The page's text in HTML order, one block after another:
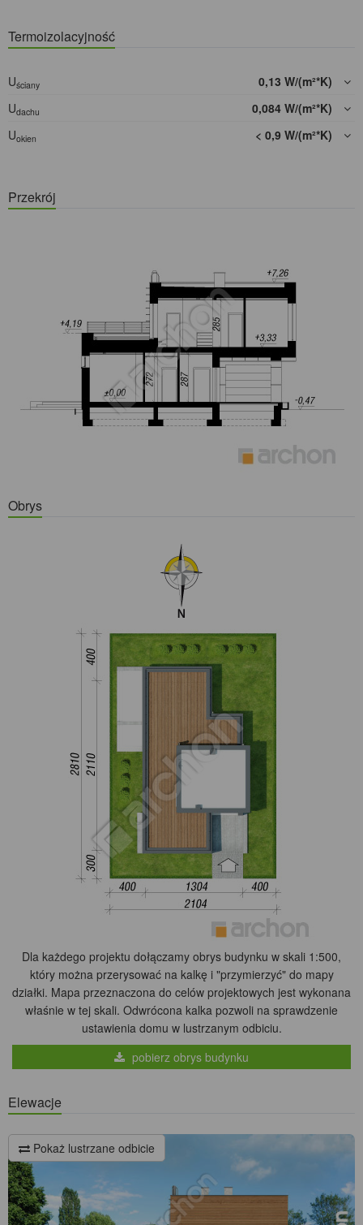
Termoizolacyjność
Uściany
0,13 W/(m²*K)
Udachu
0,084 W/(m²*K)
Uokien < 0,9 W/(m²*K)
Przekrój
Obrys
Dla każdego projektu dołączamy obrys budynku w skali 1:500,
który można przerysować na kalkę i "przymierzyć" do mapy
działki. Mapa przeznaczona do celów projektowych jest wykonana
właśnie w tej skali. Odwrócona kalka pozwoli na sprawdzenie
ustawienia domu w lustrzanym odbiciu.
pobierz obrys budynku
Elewacje
Pokaż lustrzane odbicie